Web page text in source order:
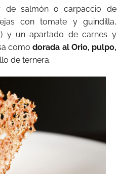
de salmón o carpaccio de
con tomate y guindilla,
y un apartado de carnes y
comodorada al Orio, pulpo,
de ternera.